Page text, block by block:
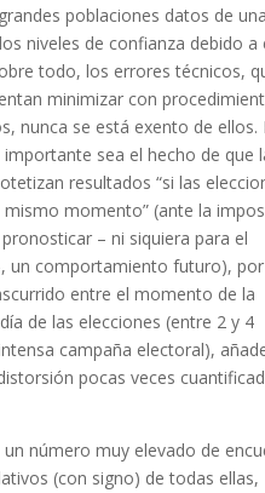
poblaciones datos de
niveles de confianza debido a
todo, los errores técnicos,
minimizar con
nunca se está exento de ellos.
sea el hecho de que
resultados “si las
momento” (ante la
– ni siquiera para el
un comportamiento futuro),
entre el momento de la
de las elecciones (entre 2 y 4
campaña electoral),
pocas veces
un número muy elevado de
(con signo) de todas ellas,